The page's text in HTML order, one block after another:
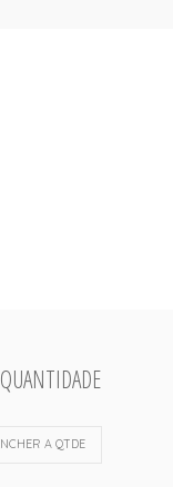
A QTDE